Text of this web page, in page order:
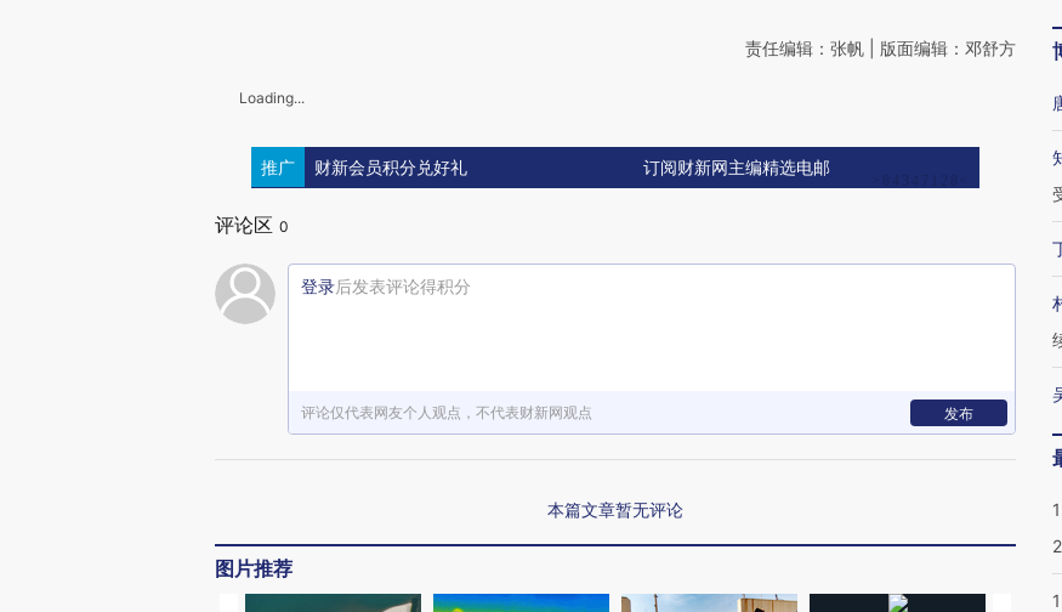
责任编辑：张帆 | 版面编辑：邓舒方
Loading...
推广 财新会员积分兑好礼 订阅财新网主编精选电邮
评论区 0
登录后发表评论得积分
评论仅代表网友个人观点，不代表财新网观点 发布
本篇文章暂无评论
图片推荐